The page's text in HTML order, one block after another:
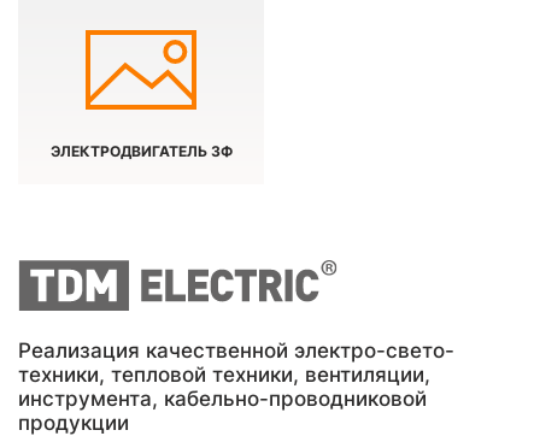
ЭЛЕКТРОДВИГАТЕЛЬ 3Ф
Реализация качественной электро-свето-
техники, тепловой техники, вентиляции,
инструмента, кабельно-проводниковой
продукции